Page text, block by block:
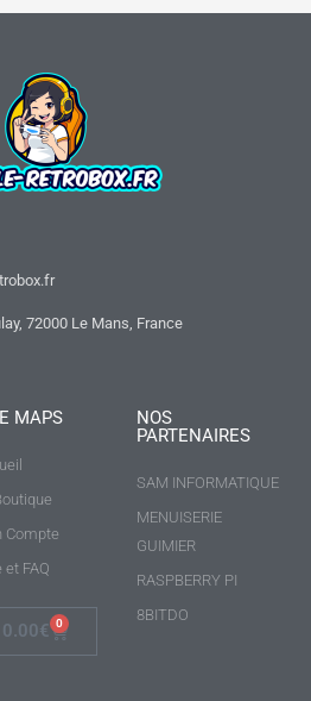
72000 Le Mans, France
MAPS
Compte
et FAQ
0.00€ 0
NOS
PARTENAIRES
SAM INFORMATIQUE
MENUISERIE
GUIMIER
RASPBERRY PI
8BITDO